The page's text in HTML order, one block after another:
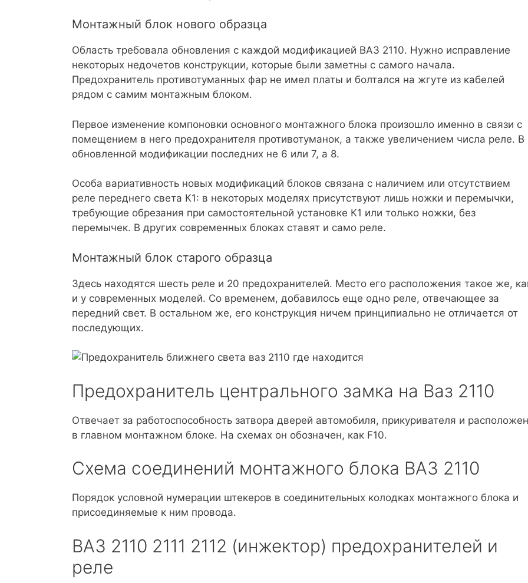
Монтажный блок нового образца
Область требовала обновления с каждой модификацией ВАЗ 2110. Нужно исправление
некоторых недочетов конструкции, которые были заметны с самого начала.
Предохранитель противотуманных фар не имел платы и болтался на жгуте из кабелей
рядом с самим монтажным блоком.
Первое изменение компоновки основного монтажного блока произошло именно в связи с
помещением в него предохранителя противотуманок, а также увеличением числа реле. В
обновленной модификации последних не 6 или 7, а 8.
Особа вариативность новых модификаций блоков связана с наличием или отсутствием
реле переднего света К1: в некоторых моделях присутствуют лишь ножки и перемычки,
требующие обрезания при самостоятельной установке К1 или только ножки, без
перемычек. В других современных блоках ставят и само реле.
Монтажный блок старого образца
Здесь находятся шесть реле и 20 предохранителей. Место его расположения такое же,
и у современных моделей. Со временем, добавилось еще одно реле, отвечающее за
передний свет. В остальном же, его конструкция ничем принципиально не отличается от
последующих.
Предохранитель центрального замка на Ваз 2110
Отвечает за работоспособность затвора дверей автомобиля, прикуривателя и расположен
в главном монтажном блоке. На схемах он обозначен, как F10.
Схема соединений монтажного блока ВАЗ 2110
Порядок условной нумерации штекеров в соединительных колодках монтажного блока и
присоединяемые к ним провода.
ВАЗ 2110 2111 2112 (инжектор) предохранителей и
реле